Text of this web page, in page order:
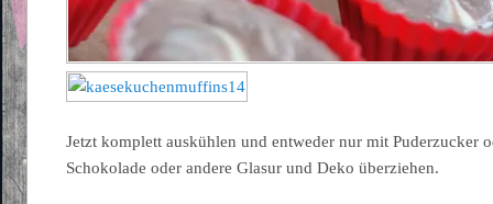
Jetzt komplett auskühlen und entweder nur mit Puderzucker
Schokolade oder andere Glasur und Deko überziehen.